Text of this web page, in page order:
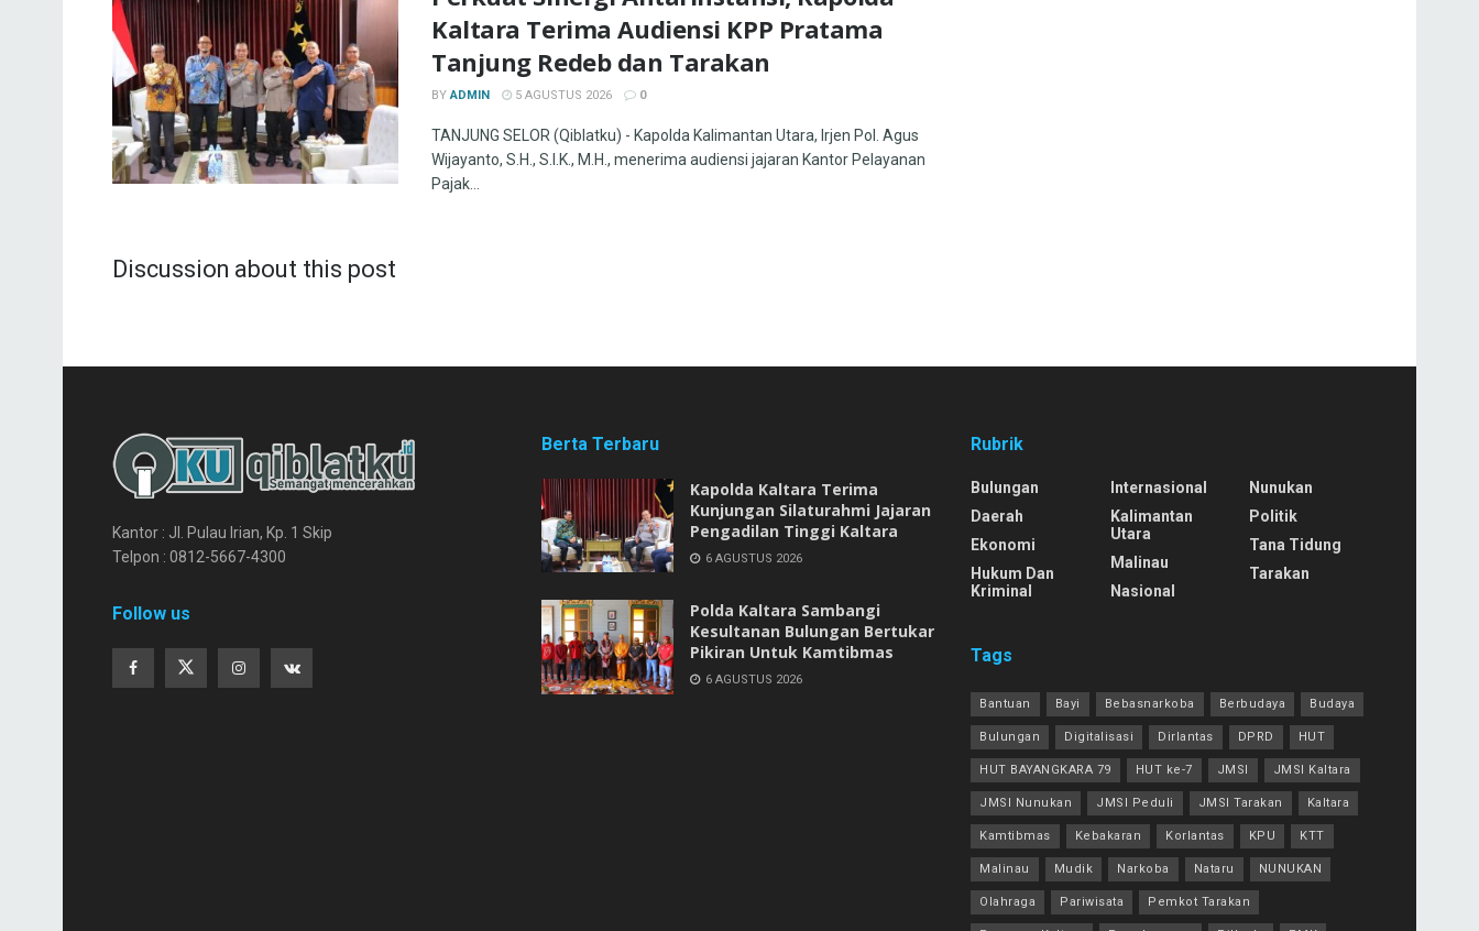
Kaltara Terima Audiensi KPP Pratama
Tanjung Redeb dan Tarakan
BY ADMIN 5 AGUSTUS 2026 0
TANJUNG SELOR (Qiblatku) - Kapolda Kalimantan Utara, Irjen Pol. Agus
Wijayanto, S.H., S.I.K., M.H., menerima audiensi jajaran Kantor Pelayanan
Pajak...
Discussion about this post
Kantor : Jl. Pulau Irian, Kp. 1 Skip
Telpon : 0812-5667-4300
Follow us
Berta Terbaru
Kapolda Kaltara Terima
Kunjungan Silaturahmi Jajaran
Pengadilan Tinggi Kaltara
6 AGUSTUS 2026
Polda Kaltara Sambangi
Kesultanan Bulungan Bertukar
Pikiran Untuk Kamtibmas
6 AGUSTUS 2026
Rubrik
Bulungan
Daerah
Ekonomi
Hukum Dan
Kriminal
Internasional
Kalimantan
Utara
Malinau
Nasional
Nunukan
Politik
Tana Tidung
Tarakan
Tags
Bantuan Bayi Bebasnarkoba Berbudaya Budaya
Bulungan Digitalisasi Dirlantas DPRD HUT
HUT BAYANGKARA 79 HUT ke-7 JMSI JMSI Kaltara
JMSI Nunukan JMSI Peduli JMSI Tarakan Kaltara
Kamtibmas Kebakaran Korlantas KPU KTT
Malinau Mudik Narkoba Nataru NUNUKAN
Olahraga Pariwisata Pemkot Tarakan